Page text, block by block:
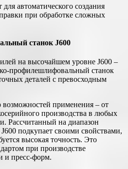
автоматического создания
при обработке сложных
станок J600
на высочайшем уровне J600 –
профилешлифовальный станок
деталей с превосходным
применения – от
производства в любых
Рассчитанный на диапазон
подкупает своими свойствами,
высокая точность. Это
при производстве
и пресс-форм.